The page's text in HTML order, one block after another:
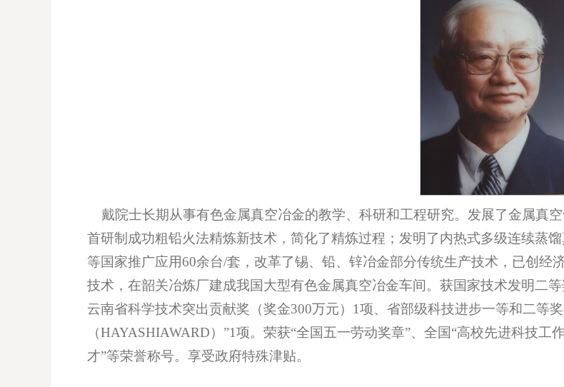
戴院士长期从事有色金属真空冶金的教学、科研和工程研究。发展了金属真
首研制成功粗铅火法精炼新技术，简化了精炼过程；发明了内热式多级连续蒸
等国家推广应用60余台/套，改革了锡、铅、锌冶金部分传统生产技术，已创经
技术，在韶关冶炼厂建成我国大型有色金属真空冶金车间。获国家技术发明二
云南省科学技术突出贡献奖（奖金300万元）1项、省部级科技进步一等和二等
（HAYASHIAWARD）”1项。荣获“全国五一劳动奖章”、全国“高校先进科技工
才”等荣誉称号。享受政府特殊津贴。